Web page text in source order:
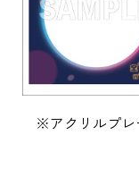
※アクリルプレ